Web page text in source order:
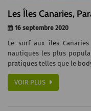
Les Îles Canaries,
16 septembre 2020
Le surf aux îles
nautiques les plus
pratiques telles que le
VOIR PLUS